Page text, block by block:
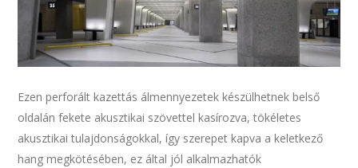
Ezen perforált kazettás álmennyezetek készülhetnek belső
oldalán fekete akusztikai szövettel kasírozva, tökéletes
akusztikai tulajdonságokkal, így szerepet kapva a keletkező
hang megkötésében, ez által jól alkalmazhatók